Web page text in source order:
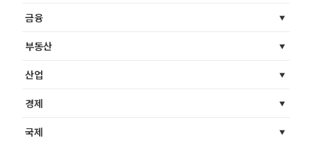
금융
부동산
산업
경제
국제